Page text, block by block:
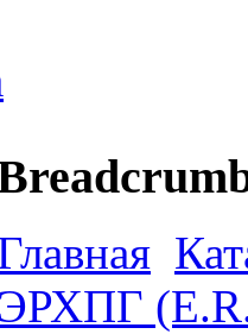
ЭРХПГ